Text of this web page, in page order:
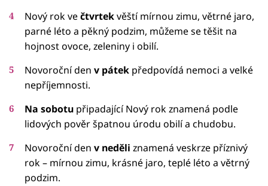
Nový rok večtvrtekvěští mírnou zimu, větrné jaro,
parné léto a pěkný podzim, můžeme se těšit na
hojnost ovoce, zeleniny i obilí.
Novoroční den v pátek předpovídá nemoci a velké
nepříjemnosti.
Na sobotu připadající Nový rok znamená podle
lidových pověr špatnou úrodu obilí a chudobu.
Novoroční den v neděliznamená veskrze příznivý
rok – mírnou zimu, krásné jaro, teplé léto a větrný
podzim.